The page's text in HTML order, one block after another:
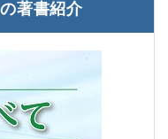
著書紹介